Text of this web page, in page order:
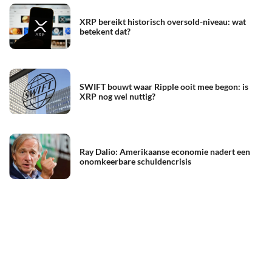
XRP bereikt historisch oversold-niveau: wat
betekent dat?
SWIFT bouwt waar Ripple ooit mee begon: is
XRP nog wel nuttig?
Ray Dalio: Amerikaanse economie nadert een
onomkeerbare schuldencrisis